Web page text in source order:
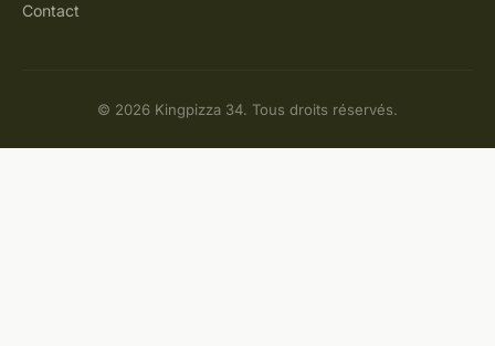
Contact
© 2026 Kingpizza 34. Tous droits réservés.